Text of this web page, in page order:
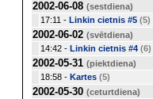
2002-06-08 (sestdiena)
17:11 - Linkin cietnis #5 (5)
2002-06-02 (svētdiena)
14:42 - Linkin cietnis #4 (6)
2002-05-31 (piektdiena)
18:58 - Kartes (5)
2002-05-30 (ceturtdiena)